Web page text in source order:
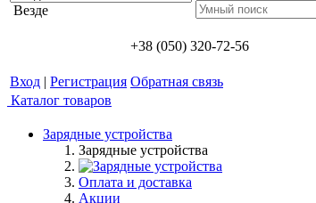
Везде
+38 (050) 320-72-56
Вход | Регистрация Обратная связь
Каталог товаров
Зарядные устройства
Зарядные устройства
Оплата и доставка
Акции